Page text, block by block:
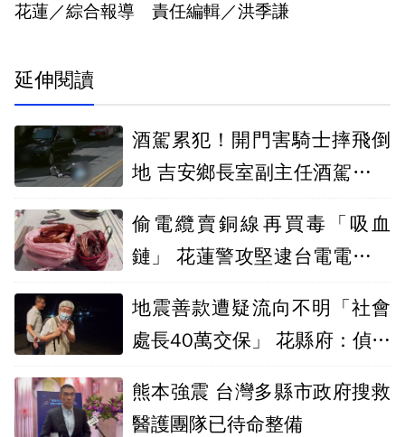
花蓮／綜合報導 責任編輯／洪季謙
延伸閱讀
酒駕累犯！開門害騎士摔飛倒
地 吉安鄉長室副主任酒駕請辭
偷電纜賣銅線再買毒「吸血
鏈」 花蓮警攻堅逮台電電纜竊
地震善款遭疑流向不明「社會
處長40萬交保」 花縣府：偵辦
熊本強震 台灣多縣市政府搜救
醫護團隊已待命整備